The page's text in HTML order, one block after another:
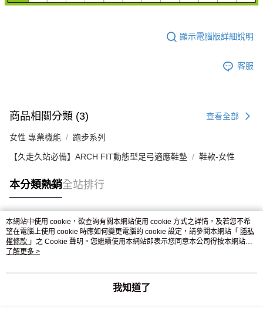
顯示電腦版詳細說明
客服
商品相關分類 (3) 查看全部
女性 專業機能 跑步系列
【久走久站必備】ARCH FIT動態型足弓適應鞋墊 鞋款-女性
本分類熱銷全站排行
熱門標籤
本網站中使用 cookie，欲查詢有關本網站使用 cookie 方式之詳情，及若您不希
望在電腦上使用 cookie 時應如何變更電腦的 cookie 設定，請參閱本網站「 隱私
權條款 」之 Cookie 聲明。您繼續使用本網站即表示您同意本公司得按本網站使
用條款之 Cookie 聲明使用 cookie。
了解更多 >
我知道了